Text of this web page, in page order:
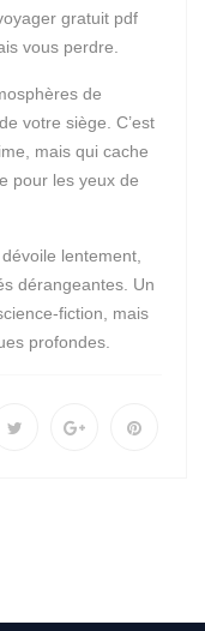
gratuit pdf
vous perdre.
de
votre siège. C’est
mais qui cache
pour les yeux de
lentement,
dérangeantes. Un
fiction, mais
profondes.